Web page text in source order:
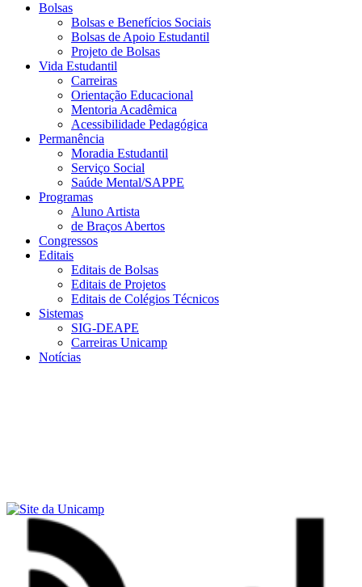
Bolsas
Bolsas e Benefícios Sociais
Bolsas de Apoio Estudantil
Projeto de Bolsas
Vida Estudantil
Carreiras
Orientação Educacional
Mentoria Acadêmica
Acessibilidade Pedagógica
Permanência
Moradia Estudantil
Serviço Social
Saúde Mental/SAPPE
Programas
Aluno Artista
de Braços Abertos
Congressos
Editais
Editais de Bolsas
Editais de Projetos
Editais de Colégios Técnicos
Sistemas
SIG-DEAPE
Carreiras Unicamp
Notícias